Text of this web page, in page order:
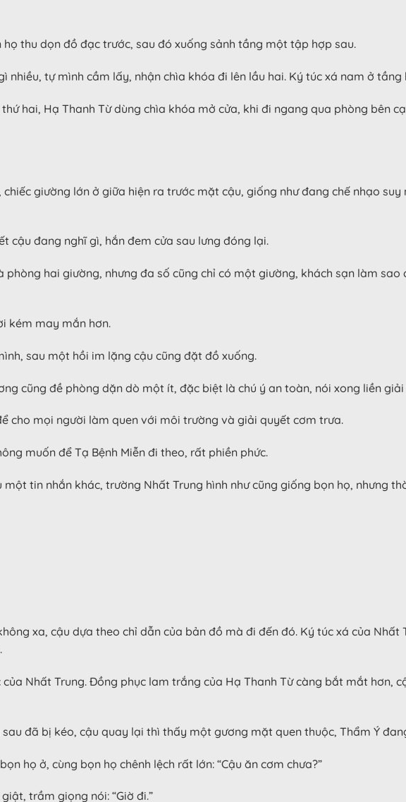
thu dọn đồ đạc trước, sau đó xuống sảnh tầng một tập hợp sau.
nhiều, tự mình cầm lấy, nhận chìa khóa đi lên lầu hai. Ký túc xá nam ở
hai, Hạ Thanh Từ dùng chìa khóa mở cửa, khi đi ngang qua phòng bên
giường lớn ở giữa hiện ra trước mặt cậu, giống như đang chế nhạo suy
cậu đang nghĩ gì, hắn đem cửa sau lưng đóng lại.
phòng hai giường, nhưng đa số cũng chỉ có một giường, khách sạn làm
kém may mắn hơn.
sau một hồi im lặng cậu cũng đặt đồ xuống.
cũng đề phòng dặn dò một ít, đặc biệt là chú ý an toàn, nói xong liền
cho mọi người làm quen với môi trường và giải quyết cơm trưa.
muốn để Tạ Bệnh Miễn đi theo, rất phiền phức.
một tin nhắn khác, trường Nhất Trung hình như cũng giống bọn họ, nhưng
xa, cậu dựa theo chỉ dẫn của bản đồ mà đi đến đó. Ký túc xá của
Nhất Trung. Đồng phục lam trắng của Hạ Thanh Từ càng bắt mắt hơn,
đã bị kéo, cậu quay lại thì thấy một gương mặt quen thuộc, Thẩm Ý
họ ở, cùng bọn họ chênh lệch rất lớn: “Cậu ăn cơm chưa?”
trầm giọng nói: “Giờ đi.”